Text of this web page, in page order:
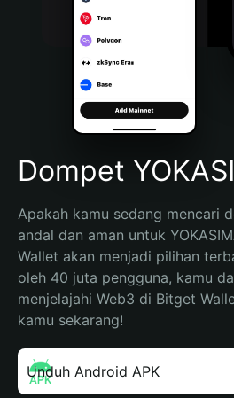
Português (Brasil)
Español (Argentina)
Dompet
Apakah kamu sedang mencari
andal dan aman untuk
Wallet akan menjadi pilihan
oleh 40 juta pengguna, kamu
menjelajahi Web3 di Bitget
kamu sekarang!
Unduh Android APK